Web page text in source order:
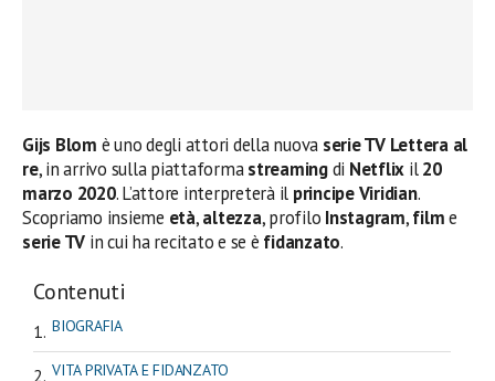
Gijs Blom è uno degli attori della nuova serie TV Lettera al
re, in arrivo sulla piattaformastreamingdi Netflix il20
marzo 2020. L’attore interpreterà il principe Viridian.
Scopriamo insieme età,altezza, profilo Instagram,filme
serie TV in cui ha recitato e se è fidanzato.
Contenuti
BIOGRAFIA
VITA PRIVATA E FIDANZATO